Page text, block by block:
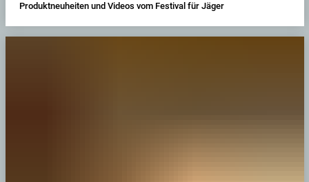
Produktneuheiten und Videos vom Festival für Jäger